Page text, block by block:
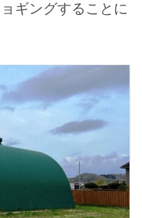
ギングすることに